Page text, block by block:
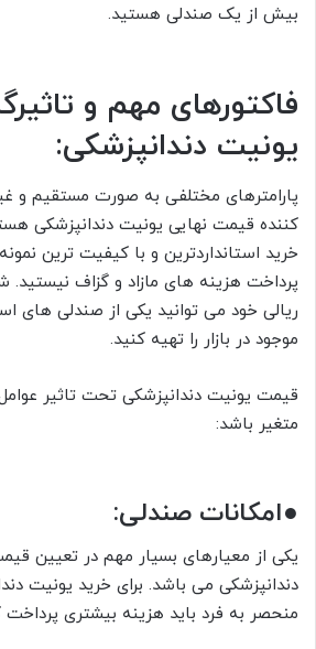
بیش از یک صندلی هستید.
فاکتورهای مهم و
یونیت دندانپزشکی:
پارامترهای مختلفی به صورت مستقیم و
کننده قیمت نهایی یونیت دندانپزشکی
خرید استانداردترین و با کیفیت ترین
پرداخت هزینه های مازاد و گزاف
ریالی خود می توانید یکی از صندلی های
موجود در بازار را تهیه کنید.
قیمت یونیت دندانپزشکی تحت تاثیر
متغیر باشد:
●امکانات صندلی:
یکی از معیارهای بسیار مهم در تعیین
دندانپزشکی می باشد. برای خرید یونیت
منحصر به فرد باید هزینه بیشتری پرداخت